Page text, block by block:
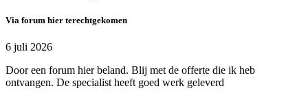
Via forum hier terechtgekomen
6 juli 2026
Door een forum hier beland. Blij met de offerte die ik heb
ontvangen. De specialist heeft goed werk geleverd